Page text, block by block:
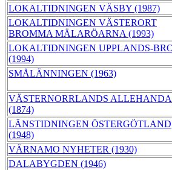
LOKALTIDNINGEN VÄSBY (1987)
LOKALTIDNINGEN VÄSTERORT
BROMMA MÄLARÖARNA (1993)
LOKALTIDNINGEN UPPLANDS-
(1994)
SMÅLÄNNINGEN (1963)
VÄSTERNORRLANDS ALLEHANDA
(1874)
LÄNSTIDNINGEN ÖSTERGÖTLAND
(1948)
VÄRNAMO NYHETER (1930)
DALABYGDEN (1946)